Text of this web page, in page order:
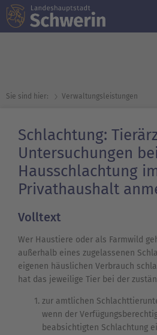
Sie sind hier: Verwaltungsleistungen
Schlachtung:
Untersuchungen bei
Hausschlachtung
Privathaushalt
Volltext
Wer Haustiere oder als Farmwild
außerhalb eines zugelassenen
eigenen häuslichen Verbrauch
hat das jeweilige Tier bei der
zur amtlichen
wenn der
beabsichtigten Schlachtung